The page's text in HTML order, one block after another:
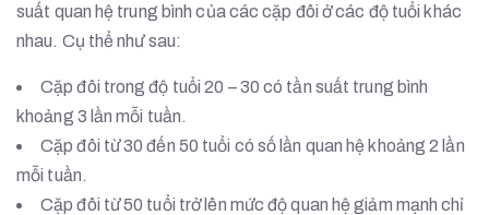
suất quan hệ trung bình của các cặp đôi ở các độ tuổi khác
nhau. Cụ thể như sau:
Cặp đôi trong độ tuổi 20 – 30 có tần suất trung bình
khoảng 3 lần mỗi tuần.
Cặp đôi từ 30 đến 50 tuổi có số lần quan hệ khoảng 2 lần
mỗi tuần.
Cặp đôi từ 50 tuổi trở lên mức độ quan hệ giảm mạnh chỉ